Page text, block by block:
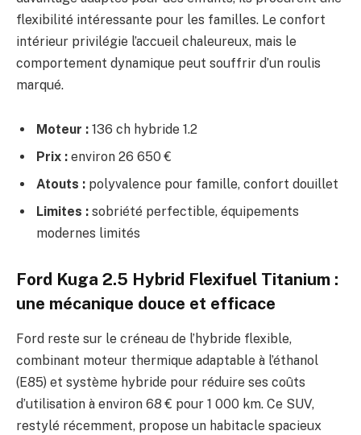
flexibilité intéressante pour les familles. Le confort
intérieur privilégie l’accueil chaleureux, mais le
comportement dynamique peut souffrir d’un roulis
marqué.
Moteur : 136 ch hybride 1.2
Prix : environ 26 650 €
Atouts : polyvalence pour famille, confort douillet
Limites : sobriété perfectible, équipements
modernes limités
Ford Kuga 2.5 Hybrid Flexifuel Titanium :
une mécanique douce et efficace
Ford reste sur le créneau de l’hybride flexible,
combinant moteur thermique adaptable à l’éthanol
(E85) et système hybride pour réduire ses coûts
d’utilisation à environ 68 € pour 1 000 km. Ce SUV,
restylé récemment, propose un habitacle spacieux